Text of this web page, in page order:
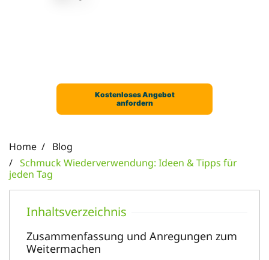
Home
Blog
Schmuck Wiederverwendung: Ideen & Tipps für
jeden Tag
Zusammenfassung und Anregungen zum
Weitermachen